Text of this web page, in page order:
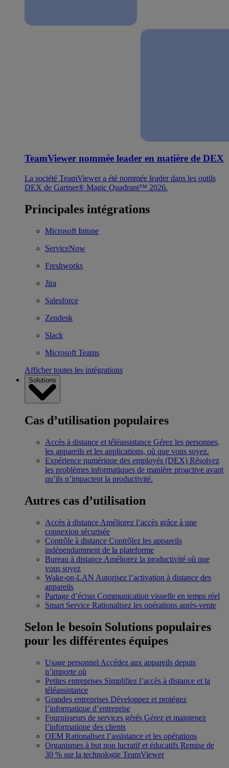
TeamViewer nommée leader en matière de DEX
La société TeamViewer a été nommée leader dans les outils
DEX de Gartner® Magic Quadrant™ 2026.
Principales intégrations
Microsoft Intune
ServiceNow
Freshworks
Jira
Salesforce
Zendesk
Slack
Microsoft Teams
Afficher toutes les intégrations
Solutions
Cas d’utilisation populaires
Accès à distance et téléassistance Gérez les personnes,
les appareils et les applications, où que vous soyez.
Expérience numérique des employés (DEX) Résolvez
les problèmes informatiques de manière proactive avant
qu’ils n’impactent la productivité.
Autres cas d’utilisation
Accès à distance Améliorez l’accès grâce à une
connexion sécurisée
Contrôle à distance Contrôlez les appareils
indépendamment de la plateforme
Bureau à distance Améliorez la productivité où que
vous soyez
Wake-on-LAN Autorisez l’activation à distance des
appareils
Partage d’écran Communication visuelle en temps réel
Smart Service Rationalisez les opérations après-vente
Selon le besoin Solutions populaires
pour les différentes équipes
Usage personnel Accédez aux appareils depuis
n’importe où
Petites entreprises Simplifiez l’accès à distance et la
téléassistance
Grandes entreprises Développez et protégez
l’informatique d’entreprise
Fournisseurs de services gérés Gérez et maintenez
l’informatique des clients
OEM Rationalisez l’assistance et les opérations
Organismes à but non lucratif et éducatifs Remise de
30 % sur la technologie TeamViewer